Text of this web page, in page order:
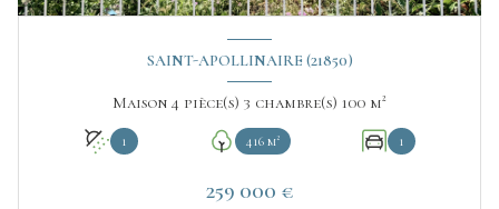
SAINT-APOLLINAIRE (21850)
Maison 4 pièce(s) 3 chambre(s) 100 m²
1 416 m² 1
259 000 €